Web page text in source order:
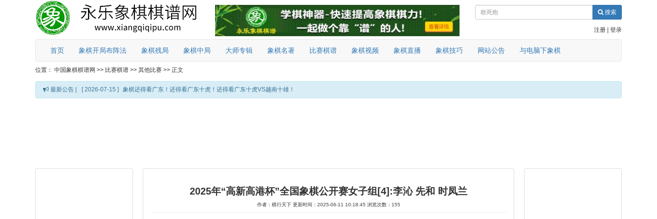
搜索
注册 登录
首页 象棋开局布阵法 象棋残局 象棋中局 大师专辑 象棋名著 比赛棋谱 象棋视频 象棋直播 象棋技巧 网站公告 与电脑下象棋
位置： 中国象棋棋谱网 >> 比赛棋谱 >> 其他比赛 >> 正文
最新公告 | [ 2026-07-15 ] 象棋还得看广东！还得看广东十虎！还得看广东十虎VS越南十雄！
2025年“高新高港杯”全国象棋公开赛女子组[4]:李沁 先和 时凤兰
作者：棋行天下 更新时间：2025-06-11 10:18:45 浏览次数：155